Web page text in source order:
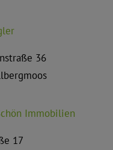
36
Immobilien
17